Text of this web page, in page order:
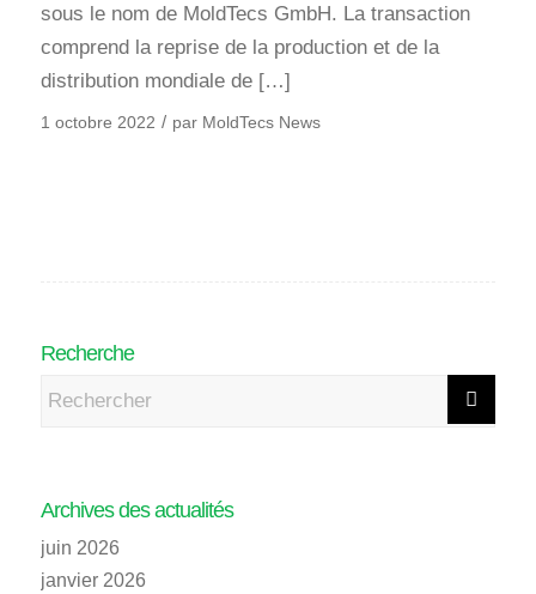
sous le nom de MoldTecs GmbH. La transaction
comprend la reprise de la production et de la
distribution mondiale de […]
1 octobre 2022 / par MoldTecs News
Recherche
Archives des actualités
juin 2026
janvier 2026